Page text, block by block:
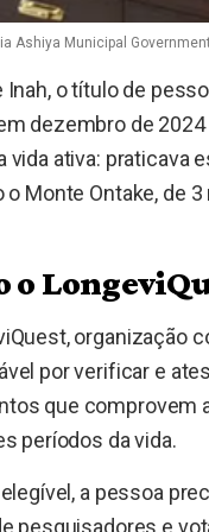
Ashiya Municipal
Inah, o título de
dezembro de
vida ativa: praticava
o Monte Ontake, de
o
organização
por verificar e
que comprovem
períodos da vida.
a pessoa